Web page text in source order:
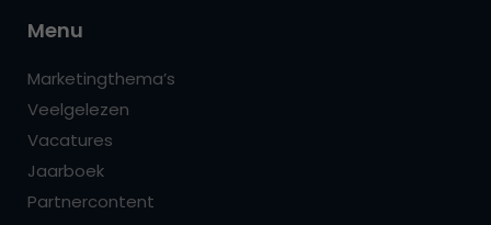
Menu
Marketingthema’s
Veelgelezen
Vacatures
Jaarboek
Partnercontent